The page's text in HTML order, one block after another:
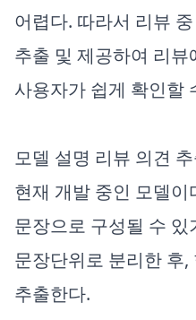
어렵다. 따라서 리뷰
추출 및 제공하여 리
사용자가 쉽게 확인할
모델 설명 리뷰 의견
현재 개발 중인 모델이
문장으로 구성될 수
문장단위로 분리한 후,
추출한다.